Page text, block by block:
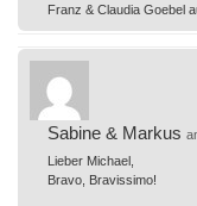
Franz & Claudia Goebel
Sabine & Markus
Lieber Michael,
Bravo, Bravissimo!